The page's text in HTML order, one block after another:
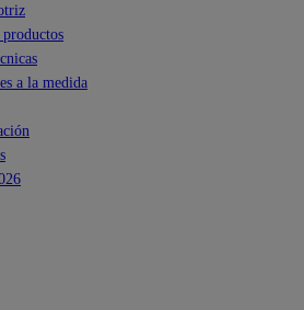
a la medida